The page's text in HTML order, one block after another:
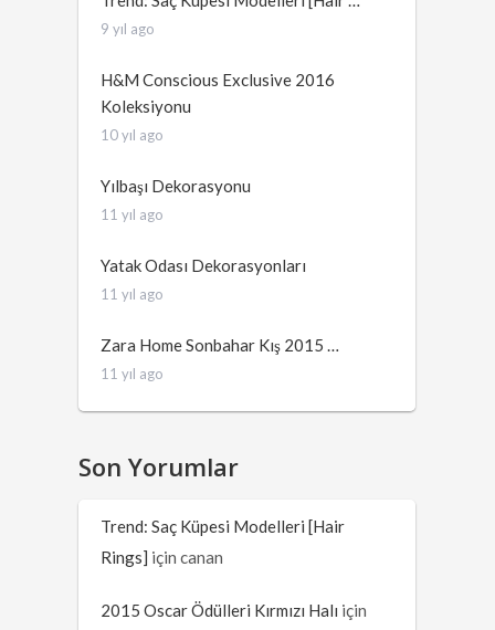
9 yıl ago
H&M Conscious Exclusive 2016
Koleksiyonu
10 yıl ago
Yılbaşı Dekorasyonu
11 yıl ago
Yatak Odası Dekorasyonları
11 yıl ago
Zara Home Sonbahar Kış 2015 …
11 yıl ago
Son Yorumlar
Trend: Saç Küpesi Modelleri [Hair
Rings] içincanan
2015 Oscar Ödülleri Kırmızı Halı için